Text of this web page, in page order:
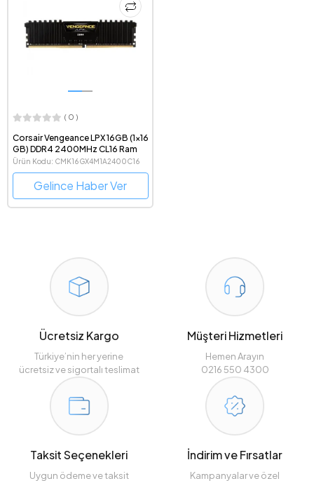
( 0 )
Corsair Vengeance LPX 16GB (1x16
GB) DDR4 2400MHz CL16 Ram
Ürün Kodu: CMK16GX4M1A2400C16
Gelince Haber Ver
Ücretsiz Kargo
Türkiye’nin her yerine
ücretsiz ve sigortalı teslimat
Müşteri Hizmetleri
Hemen Arayın
0216 550 4300
Taksit Seçenekleri
Uygun ödeme ve taksit
İndirim ve Fırsatlar
Kampanyalar ve özel